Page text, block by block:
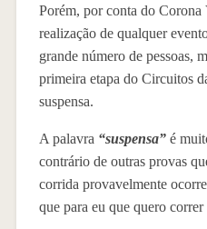
Porém, por conta do
realização de qualquer
grande número de pessoas,
primeira etapa do Circuitos
suspensa.
A palavra “suspensa”é
contrário de outras provas
corrida provavelmente
que para eu que quero